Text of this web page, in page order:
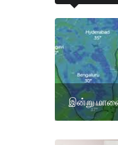
இன்று